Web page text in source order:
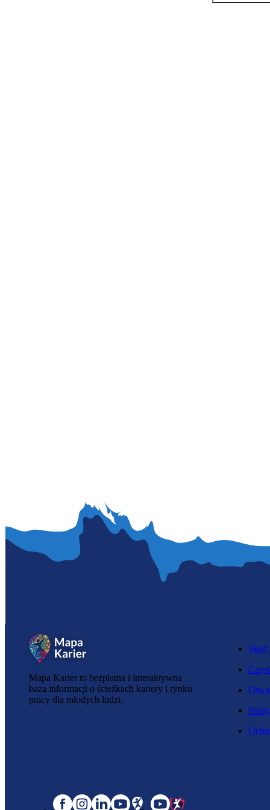
Mapa Karier to bezpłatna i interaktywna
baza informacji o ścieżkach kariery i rynku
pracy dla młodych ludzi.